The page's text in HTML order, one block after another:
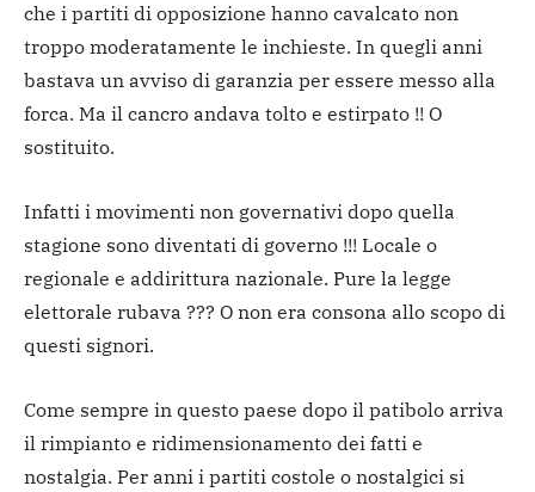
che i partiti di opposizione hanno cavalcato non
troppo moderatamente le inchieste. In quegli anni
bastava un avviso di garanzia per essere messo alla
forca. Ma il cancro andava tolto e estirpato !! O
sostituito.
Infatti i movimenti non governativi dopo quella
stagione sono diventati di governo !!! Locale o
regionale e addirittura nazionale. Pure la legge
elettorale rubava ??? O non era consona allo scopo di
questi signori.
Come sempre in questo paese dopo il patibolo arriva
il rimpianto e ridimensionamento dei fatti e
nostalgia. Per anni i partiti costole o nostalgici si